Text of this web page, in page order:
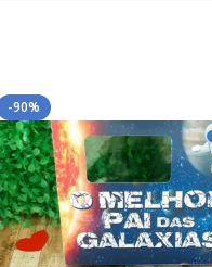
-90%